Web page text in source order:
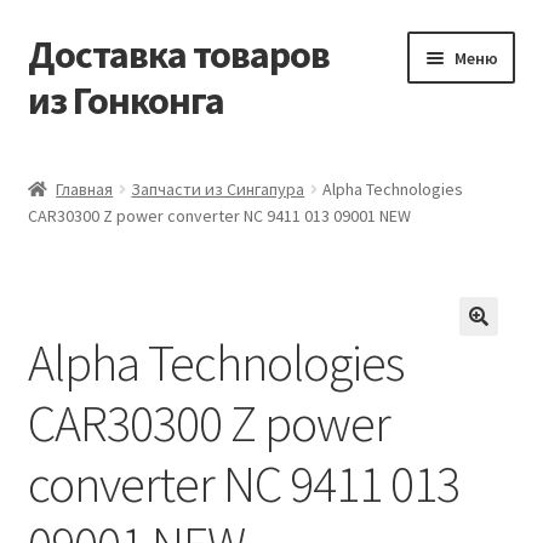
Перейти
к
навигации
Перейти
к
содержимому
Доставка товаров
из Гонконга
Меню
Контакты
Мой аккаунт
Новости
Оптовый склад
Главная Запчасти из Сингапура
Alpha Technologies
CAR30300 Z power converter NC 9411 013 09001 NEW
Alpha Technologies
CAR30300 Z power
converter NC 9411 013